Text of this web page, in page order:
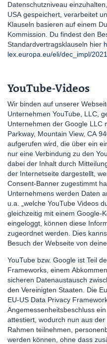
Datenschutzniveau
USA gespeichert, verarbeitet
Klauseln basieren auf einem
Kommission. Du findest den
Standardvertragsklauseln hier
lex.europa.eu/eli/dec_impl/
YouTube-Videos
Wir binden auf unserer
Unternehmen YouTube, LLC,
Unternehmen der Google LLC
Parkway, Mountain View, CA
aufgerufen wird, die über ein
nur eine Verbindung zu den
dabei der Inhalt durch
der Internetseite dargestellt,
Consent-Banner zugestimmt
Unternehmens werden Daten
u.a. „welche YouTube Videos
gleichzeitig mit einem Google-
eingeloggt, können diese
zugeordnet werden. Dies
Besuch der Webseite von
YouTube bzw. Google ist Teil
Frameworks, einem
sicheren Datenaustausch
den Vereinigten Staaten. Die
EU-US Data Privacy
Angemessenheitsbeschluss
attestiert, wodurch nun aus
Rahmen teilnehmen,
werden können, ohne dass